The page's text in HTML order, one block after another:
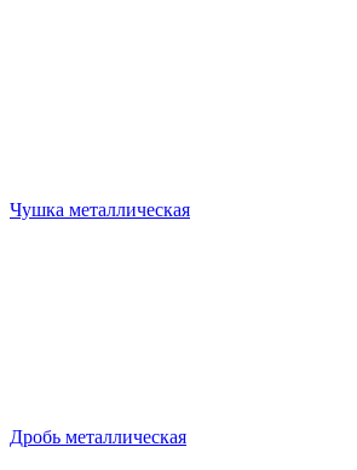
Чушка металлическая
Дробь металлическая